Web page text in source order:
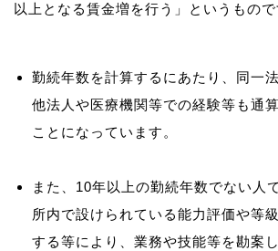
勤続年数を計算するにあたり、同一
他法人や医療機関等での経験等も通
ことになっています。
また、10年以上の勤続年数でない人
所内で設けられている能力評価や等
する等により、業務や技能等を勘案